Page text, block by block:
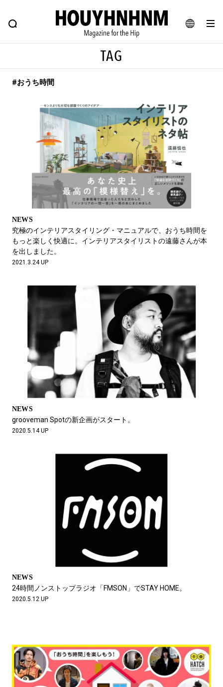
JA
FEATURE BLOG SNAP
ヒップなファッション、カルチャー、ライフスタイルWEBマガジン
#SHOPPING ADDICT #憧れの逸品
#ESSENTIAL DESIGNS #古着サミット
#NEW VINTAGE #マイナーグッド図鑑
#路地裏てぃーん。 #MONTHLY JOURNAL
#GH 銘品の所以 #フイナムのYouTube
#Commune H #FOCUS IT #AH.H
#ととけん #FASHION #MUSIC #MOVIE
#LIFESTYLE
#SPORTS #HANDSOME HANDBOOK
TAG
#おうち時間
NEWS
究極のインテリアスタイリング・マニュアルで、おうち時間を
もっと楽しく快適に。インテリアスタイリストの遠藤さんが本
を出しました。
2021.3.24 UP
NEWS
grooveman Spotの新企画がスタート。
2020.5.14 UP
NEWS
24時間ノンストップラジオ「FMSON」でSTAY HOME。
2020.5.12 UP